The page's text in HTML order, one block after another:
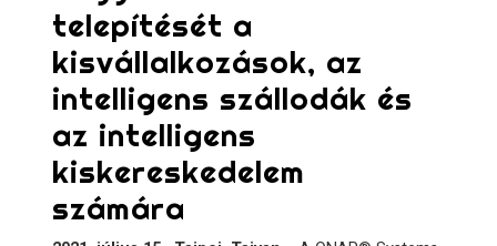
telepítését a
kisvállalkozások, az
intelligens szállodák és
az intelligens
kiskereskedelem
számára